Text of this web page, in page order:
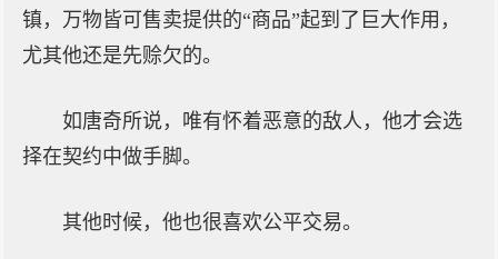
镇，万物皆可售卖提供的“商品”起到了巨大作用，
尤其他还是先赊欠的。
如唐奇所说，唯有怀着恶意的敌人，他才会选
择在契约中做手脚。
其他时候，他也很喜欢公平交易。